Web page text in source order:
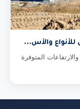
والأس...
المتوفرة